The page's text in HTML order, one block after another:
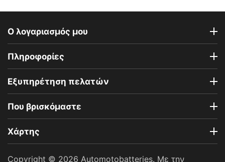
Ο λογαριασμός μου
Πληροφορίες
Εξυπηρέτηση πελατών
Που βρισκόμαστε
Χάρτης
Copyright © 2026 Automotobatteries. Με την